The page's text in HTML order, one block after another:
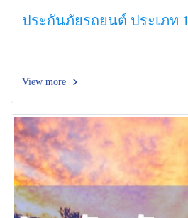
ประกันภัยรถยนต์ ประเภท 1
View more